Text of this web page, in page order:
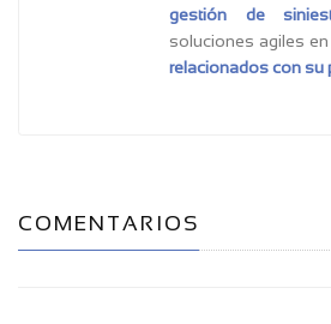
gestión de
soluciones agiles
relacionados con su
COMENTARIOS